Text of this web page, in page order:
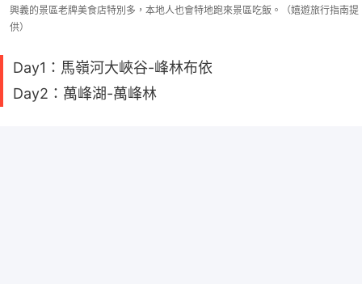
興義的景區老牌美食店特別多，本地人也會特地跑來景區吃飯。（嬉遊旅行指南提
供）
Day1：馬嶺河大峽谷-峰林布依
Day2：萬峰湖-萬峰林